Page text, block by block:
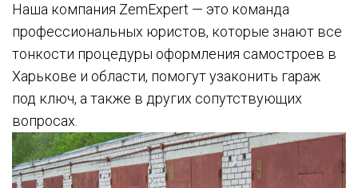
Наша компания ZemExpert — это команда
профессиональных юристов, которые знают все
тонкости процедуры оформления самостроев в
Харькове и области, помогут узаконить гараж
под ключ, а также в других сопутствующих
вопросах.